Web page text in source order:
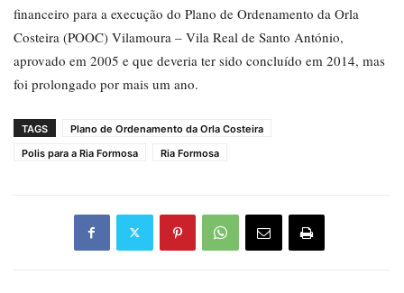
financeiro para a execução do Plano de Ordenamento da Orla
Costeira (POOC) Vilamoura – Vila Real de Santo António,
aprovado em 2005 e que deveria ter sido concluído em 2014, mas
foi prolongado por mais um ano.
TAGS
Plano de Ordenamento da Orla Costeira
Polis para a Ria Formosa
Ria Formosa